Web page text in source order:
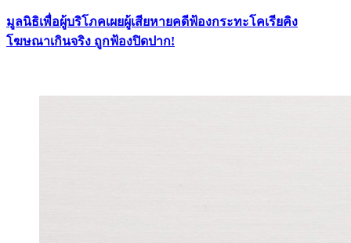
มูลนิธิเพื่อผู้บริโภคเผยผู้เสียหายคดีฟ้องกระทะโคเรียคิง
โฆษณาเกินจริง ถูกฟ้องปิดปาก!